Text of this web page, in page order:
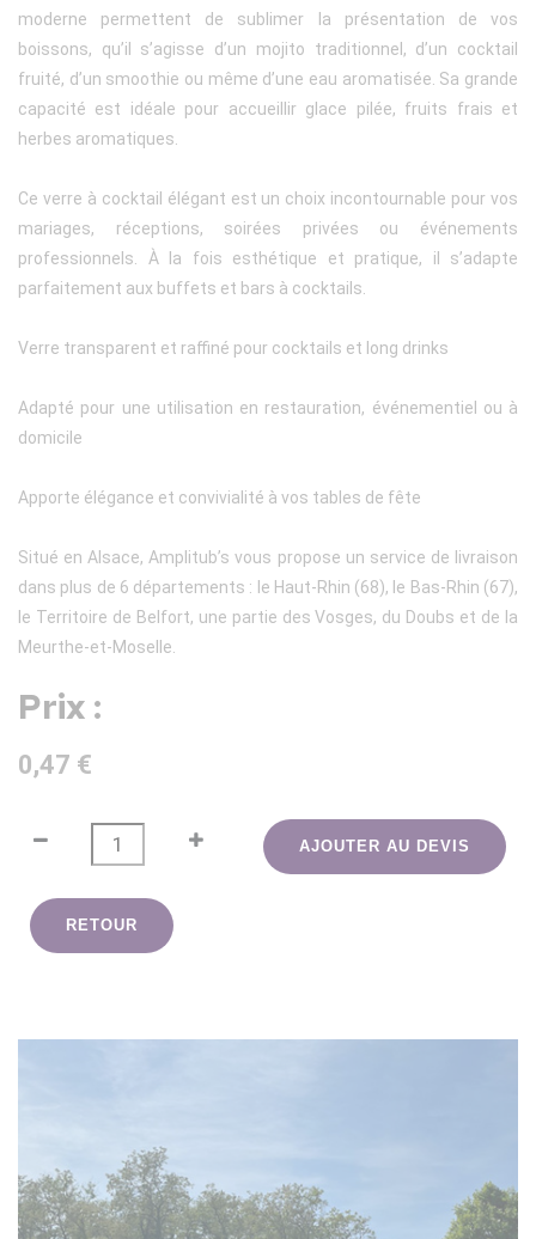
moderne permettent de sublimer la présentation de vos
boissons, qu’il s’agisse d’un mojito traditionnel, d’un cocktail
fruité, d’un smoothie ou même d’une eau aromatisée. Sa grande
capacité est idéale pour accueillir glace pilée, fruits frais et
herbes aromatiques.
Ce verre à cocktail élégant est un choix incontournable pour vos
mariages, réceptions, soirées privées ou événements
professionnels. À la fois esthétique et pratique, il s’adapte
parfaitement aux buffets et bars à cocktails.
Verre transparent et raffiné pour cocktails et long drinks
Adapté pour une utilisation en restauration, événementiel ou à
domicile
Apporte élégance et convivialité à vos tables de fête
Situé en Alsace, Amplitub’s vous propose un service de livraison
dans plus de 6 départements : le Haut-Rhin (68), le Bas-Rhin (67),
le Territoire de Belfort, une partie des Vosges, du Doubs et de la
Meurthe-et-Moselle.
Prix :
0,47 €
AJOUTER AU DEVIS
RETOUR